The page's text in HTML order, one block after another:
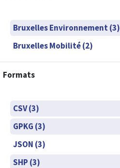
Bruxelles Environnement (3)
Bruxelles Mobilité (2)
Formats
CSV (3)
GPKG (3)
JSON (3)
SHP (3)